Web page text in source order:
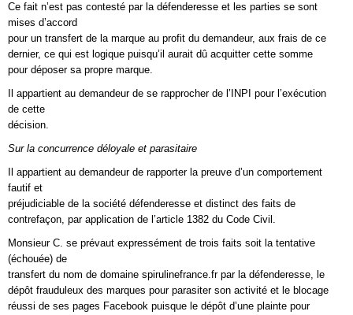
Ce fait n’est pas contesté par la défenderesse et les parties se sont
mises d’accord
pour un transfert de la marque au profit du demandeur, aux frais de ce
dernier, ce qui est logique puisqu’il aurait dû acquitter cette somme
pour déposer sa propre marque.
Il appartient au demandeur de se rapprocher de l’INPI pour l’exécution
de cette
décision.
Sur la concurrence déloyale et parasitaire
Il appartient au demandeur de rapporter la preuve d’un comportement
fautif et
préjudiciable de la société défenderesse et distinct des faits de
contrefaçon, par application de l’article 1382 du Code Civil.
Monsieur C. se prévaut expressément de trois faits soit la tentative
(échouée) de
transfert du nom de domaine spirulinefrance.fr par la défenderesse, le
dépôt frauduleux des marques pour parasiter son activité et le blocage
réussi de ses pages Facebook puisque le dépôt d’une plainte pour